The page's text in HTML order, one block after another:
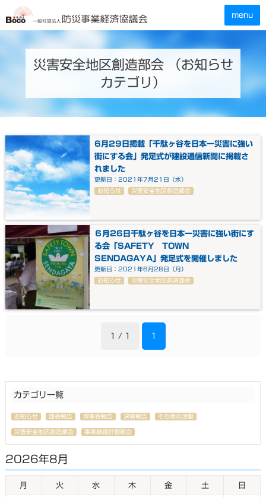
災害安全地区創造部会
（お知らせ
カテゴリ）
6月29日掲載「千駄ヶ谷を日本一災害に強い
街にする会」発足式が建設通信新聞に掲載さ
れました
更新日：2021年7月21日（水）
お知らせ
災害安全地区創造部会
６月26日千駄ヶ谷を日本一災害に強い街にす
る会「SAFETY TOWN
SENDAGAYA」発足式を開催しました
更新日：2021年6月28日（月）
お知らせ
災害安全地区創造部会
1 / 1 1
カテゴリ一覧
お知らせ 部会報告 理事会報告 決算報告 その他の活動
災害安全地区創造部会 事業継続計画部会
2026年8月
月 火 水 木 金 土 日